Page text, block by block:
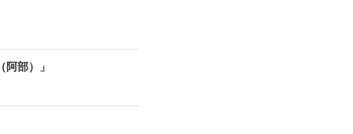
部）」